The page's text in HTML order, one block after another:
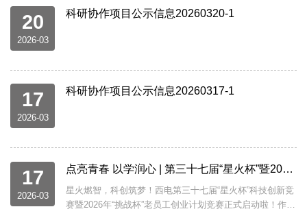
月25日，如有异议，请向来利国际旗舰厅纪委反映。公司
20
2026-03
科研协作项目公示信息20260320-1
17
2026-03
科研协作项目公示信息20260317-1
17
2026-03
点亮青春 以学润心 | 第三十七届“星火杯”暨2026年“挑战杯”来利国际旗舰厅院赛报名开启
星火燃智，科创筑梦！西电第三十七届“星火杯”科技创新竞
赛暨2026年“挑战杯”老员工创业计划竞赛正式启动啦！作为